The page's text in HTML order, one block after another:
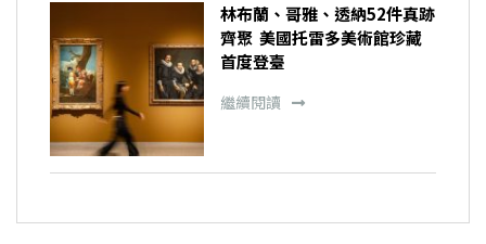
林布蘭、哥雅、透納52件真跡
齊聚 美國托雷多美術館珍藏
首度登臺
繼續閱讀